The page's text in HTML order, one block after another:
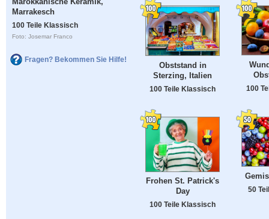
Marrakesch
100 Teile Klassisch
Foto: Josemar Franco
Fragen? Bekommen Sie Hilfe!
Obststand in
Sterzing, Italien
100 Teile Klassisch 100
Frohen St. Patrick's
Day
100 Teile Klassisch
50